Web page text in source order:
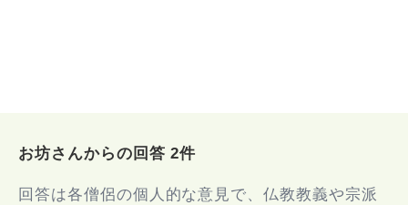
お坊さんからの回答 2件
回答は各僧侶の個人的な意見で、仏教教義や宗派